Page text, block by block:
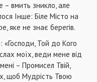
– вмить зникло, але
Інше: Біле Місто на
яке не знає берегів.
«Господи, Той до Кого
моїх, веди мене від
– Промисел Твій,
щоб Мудрість Твою